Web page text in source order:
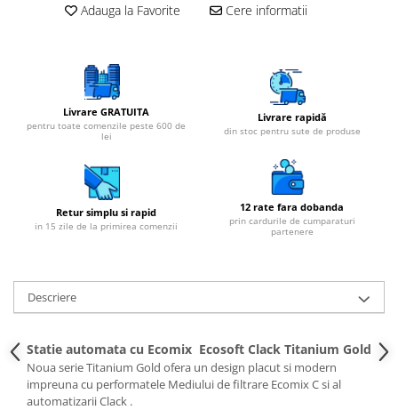
Cartuse atipice
Sisteme de filtrare
Microfiltrare
Ultrafiltrare
Osmoza inversa
Sisteme fara pompa de presiune
Sisteme cu flux direct
Sisteme profesionale
ECOMIX
Deferizare cu Pyrolox
Adauga la Favorite Cere informatii
Livrare GRATUITA
pentru toate comenzile peste 600 de
lei
Livrare rapidă
din stoc pentru sute de produse
Retur simplu si rapid
in 15 zile de la primirea comenzii
12 rate fara dobanda
prin cardurile de cumparaturi
partenere
Descriere
Statie automata cu Ecomix Ecosoft Clack Titanium Gold
Noua serie Titanium Gold ofera un design placut si modern
impreuna cu performatele Mediului de filtrare Ecomix C si al
automatizarii Clack .